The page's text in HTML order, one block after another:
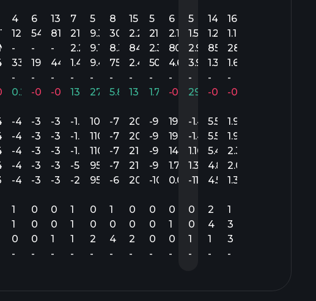
4
12.8M
-
33.1M
-
0.23%
-4.01
-4.16
-4.16
-4.14
-4.14
1
1
0
-
6
54.8M
-
195.8M
-
-0.81%
-3.55
-3.55
-3.47
-3.47
-3.32
0
0
0
-
13
81.4M
-
449.6M
-
-0.05%
-3.36
-3.29
-3.29
-3.36
-3.29
0
0
1
-
7
215.8M
2.2M
1.4B
-
13.30%
-1.93
-1.47
-1.47
-5.86
-2.25
1
1
1
-
5
9.3B
9.1B
9.4B
-
270.39%
105.54
110.12
110.12
95.24
95.05
0
0
2
-
8
30.3M
8.3M
75M
-
5.86%
-7.80
-7.80
-7.72
-7.72
-6.75
1
0
4
-
15
2.2B
842.3M
2.4B
-
139.83%
20.96
20.96
21.25
21.13
20.31
0
0
2
-
5
21.9M
2.3M
50M
-
1.70%
-9.16
-9.16
-9.38
-9.55
-10.20
0
0
0
-
6
2.1B
800M
4.6B
-
-0.77%
19.98
19.68
14.18
1.78
0.09
0
1
0
-
5
1.5B
2.9M
3.9B
-
29.48%
-1.49
-1.49
1.10
1.30
-11.43
0
0
1
-
14
1.2B
850.1M
1.3B
-
-0.50%
5.55
5.52
5.48
4.88
4.54
2
4
1
-
16
1.1B
282M
1.6B
-
-0.07%
1.96
1.93
2.33
2.02
1.30
1
3
3
-